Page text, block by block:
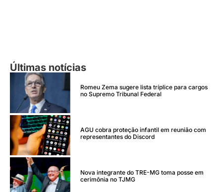
Últimas notícias
Romeu Zema sugere lista tríplice para cargos
no Supremo Tribunal Federal
AGU cobra proteção infantil em reunião com
representantes do Discord
Nova integrante do TRE-MG toma posse em
cerimônia no TJMG